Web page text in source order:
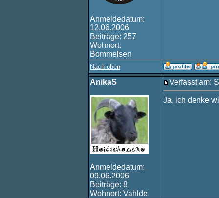
Anmeldedatum:
12.06.2006
Beiträge: 257
Wohnort:
Bommelsen
Nach oben
AnikaS
Anmeldedatum:
09.06.2006
Beiträge: 8
Wohnort: Vahlde
Verfasst am:
Ja, ich denke